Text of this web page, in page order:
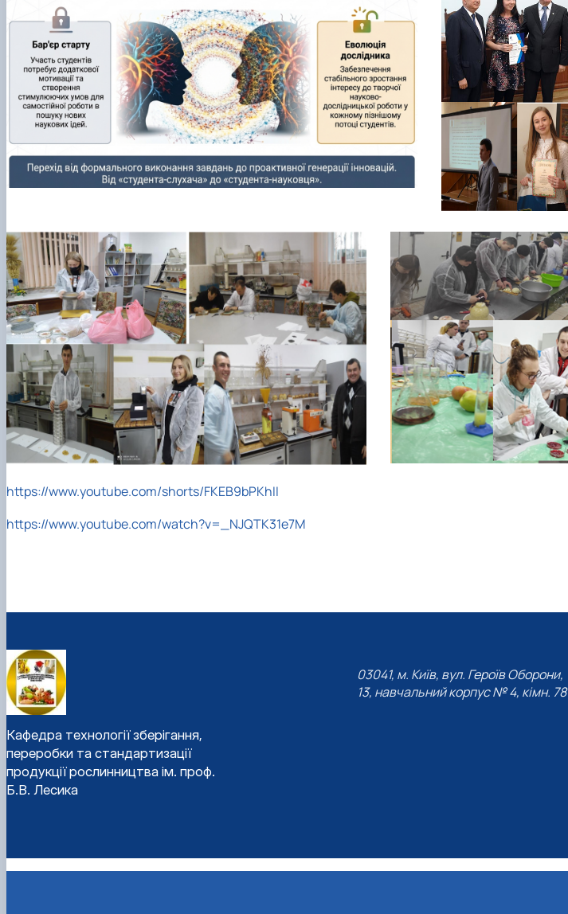
https://www.youtube.com/shorts/FKEB9bPKhII
https://www.youtube.com/watch?v=_NJQTK31e7M
Кафедра технології зберігання,
переробки та стандартизації
продукції рослинництва ім. проф.
Б.В. Лесика
03041, м. Київ, вул. Героїв Оборони,
13, навчальний корпус № 4, кімн. 78